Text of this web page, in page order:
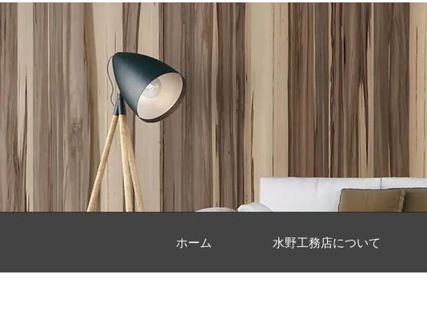
ホーム 水野工務店について